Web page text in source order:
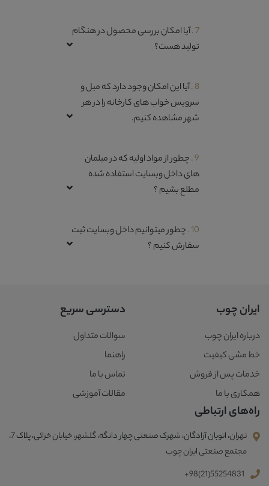
7 . آیا امکان بررسی محصول در هنگام
تولید هست؟
8 . آیا این امکان وجود دارد که مبل و
سرویس خواب های کارخانه را در هر
شهر مشاهده کنیم.
9 . چطور از مواد اولیه که در مبلمان
های داخل وبسایت استفاده شده
مطلع بشیم ؟
10 . چطور میتوانیم داخل وبسایت ثبت
سفارش کنیم ؟
ایران چوب
درباره ایران چوب
خط مشی کیفیت
خدمات پس از فروش
همکاری با ما
دسترسی سریع
سوالات متداول
راهنما
تماس با ما
مقالات آموزشی
راه‌های ارتباطی
تهران، اتوبان آزادگان، شهرک صنعتی چهار دانگه، گلشهر، خیابان خزائی، پلاک 7،
مجتمع صنعتی ایران چوب
+98(21)55254831